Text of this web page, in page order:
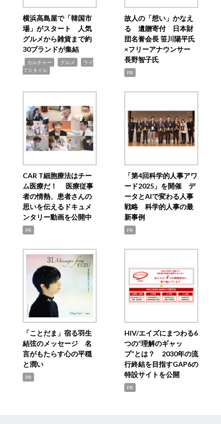
横浜高島屋で「韓国市
場」がスタート 人気
グルメから雑貨まで約
30ブランドが集結
カルチャー グルメ
ライ
フスタイル
故人の「想い」かなえ
る 遺贈寄付 日本財
団名誉会長 笹川陽平氏
×フリーアナウンサー
長野智子氏
PR
CAR T細胞療法はチー
ム医療だ！ 医療従事
者の情熱、患者さんの
思いを伝えるドキュメ
ンタリー動画を公開中
PR
「第4回科学的人事アワ
ード2025」を開催 デ
ータとAIで変わる人事
戦略 科学的人事の最
新事例
PR
「ことだま」宿る羽生
結弦のメッセージ 名
言がもたらす心の平穏
と潤い
PR
HIV/エイズにまつわる6
つの“理解のギャッ
プ”とは？ 2030年の流
行終結を目指すGAP6の
特設サイトを公開
PR